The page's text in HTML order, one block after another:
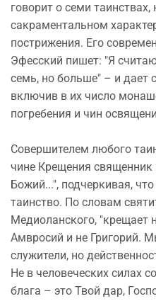
говорит о семи таинствах,
сакраментальном
пострижения. Его
Эфесский пишет: "Я
семь, но больше" – и дает
включив в их число
погребения и чин
Совершителем любого
чине Крещения священник
Божий...", подчеркивая,
таинство. По словам
Медиоланского, "крещает
Амвросий и не Григорий.
служители, но
Не в человеческих силах
блага – это Твой дар,